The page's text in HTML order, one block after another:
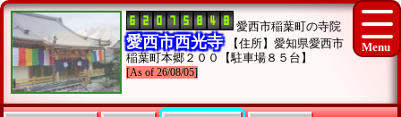
愛西市稲葉町の寺院
愛西市西光寺
【住所】愛知県愛西市
稲葉町本郷２００【駐車場８５台】
[As of 26/08/05]